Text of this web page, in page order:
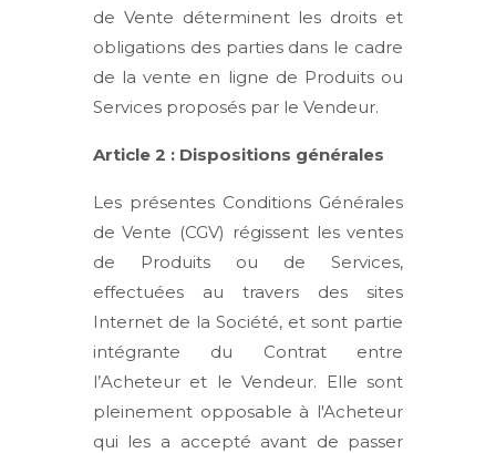
de Vente déterminent les droits et
obligations des parties dans le cadre
de la vente en ligne de Produits ou
Services proposés par le Vendeur.
Article 2 : Dispositions générales
Les présentes Conditions Générales
de Vente (CGV) régissent les ventes
de Produits ou de Services,
effectuées au travers des sites
Internet de la Société, et sont partie
intégrante du Contrat entre
l’Acheteur et le Vendeur. Elle sont
pleinement opposable à l'Acheteur
qui les a accepté avant de passer